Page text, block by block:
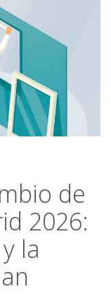
de
2026:
la